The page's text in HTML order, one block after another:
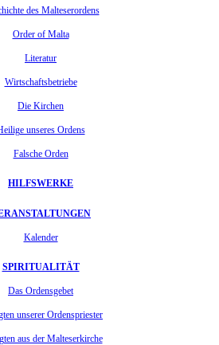
des Malteserordens
Order of Malta
Literatur
Wirtschaftsbetriebe
Die Kirchen
unseres Ordens
Falsche Orden
HILFSWERKE
Kalender
SPIRITUALITÄT
Das Ordensgebet
unserer Ordenspriester
aus der Malteserkirche